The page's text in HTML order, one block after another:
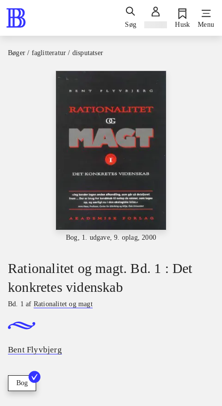
Søg Husk Menu
Bøger / faglitteratur / disputatser
Bog, 1. udgave, 9. oplag, 2000
Rationalitet og magt. Bd. 1 : Det
konkretes videnskab
Bd. 1 af Rationalitet og magt
Bent Flyvbjerg
Bog